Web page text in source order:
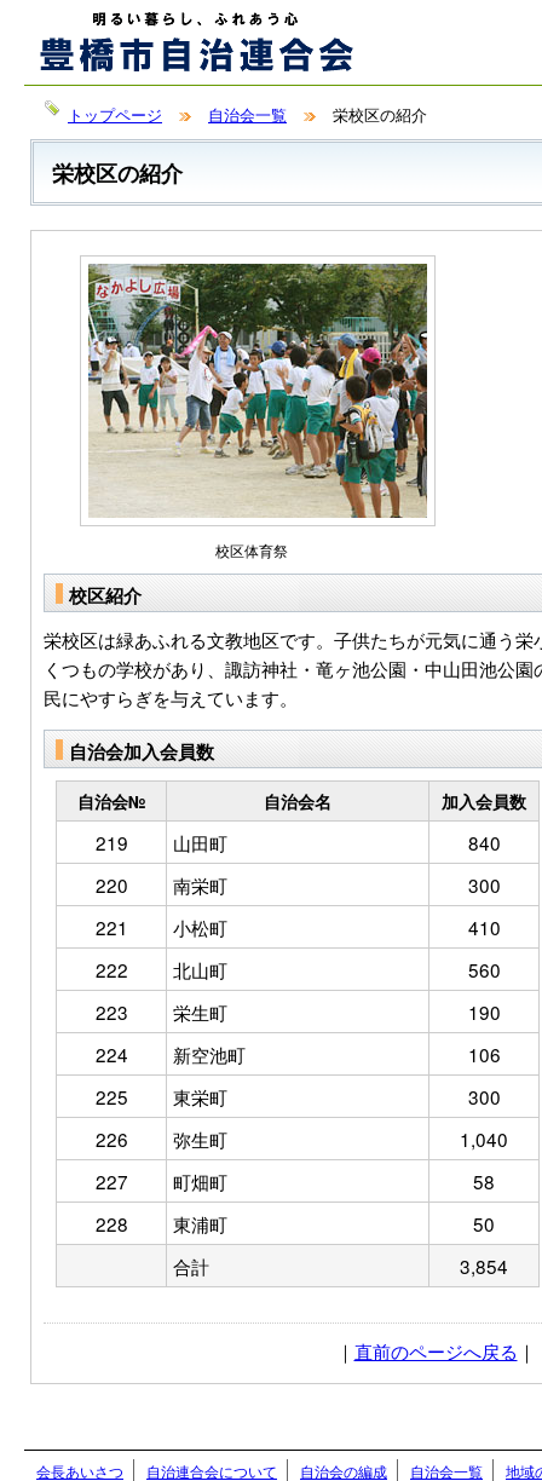
トップページ 自治会一覧 栄校区の紹介
栄校区の紹介
校区体育祭
校区紹介
栄校区は緑あふれる文教地区です。子供たちが元気に通う
くつもの学校があり、諏訪神社・竜ヶ池公園・中山田池公
民にやすらぎを与えています。
自治会加入会員数
自治会№ 自治会名 加入会員数
219 山田町
840
220
南栄町
300
221
小松町
410
222
北山町
560
223
栄生町
190
224
新空池町
106
225
東栄町
300
226
弥生町
1,040
227
町畑町
58
228
東浦町
50
合計
3,854
｜ 直前のページへ戻る ｜
会長あいさつ 自治連合会について 自治会の編成 自治会一覧
地域